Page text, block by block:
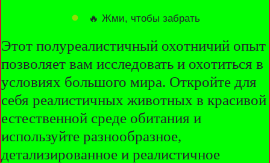
🔥 Жми, чтобы забрать
Этот полуреалистичный охотничий опыт
позволяет вам исследовать и охотиться в
условиях большого мира. Откройте для
себя реалистичных животных в красивой
естественной среде обитания и
используйте разнообразное,
детализированное и реалистичное